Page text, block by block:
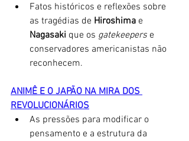
Fatos históricos e reflexões sobre
as tragédias de Hiroshima e
Nagasaki que os gatekeepers e
conservadores americanistas não
reconhecem.
ANIMÊ E O JAPÃO NA MIRA DOS
REVOLUCIONÁRIOS
As pressões para modificar o
pensamento e a estrutura da